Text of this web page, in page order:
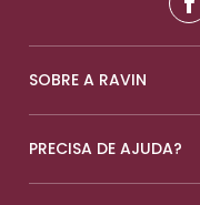
SOBRE A RAVIN
PRECISA DE AJUDA?